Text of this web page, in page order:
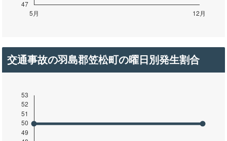
交通事故の羽島郡笠松町の曜日別発生割合